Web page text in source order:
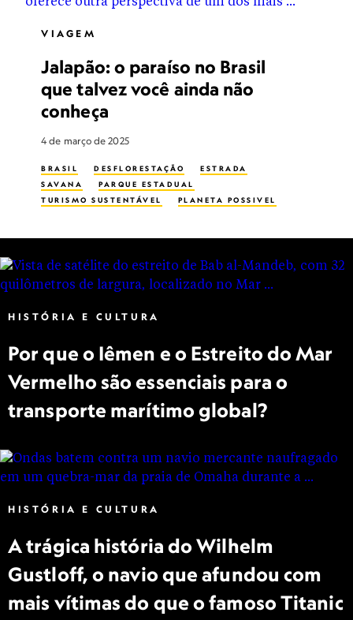
VIAGEM
Jalapão: o paraíso no Brasil
que talvez você ainda não
conheça
4 de março de 2025
BRASIL DESFLORESTAÇÃO
ESTRADA
SAVANA
PARQUE ESTADUAL
TURISMO SUSTENTÁVEL
PLANETA POSSIVEL
HISTÓRIA E CULTURA
Por que o Iêmen e o Estreito do Mar
Vermelho são essenciais para o
transporte marítimo global?
HISTÓRIA E CULTURA
A trágica história do Wilhelm
Gustloff, o navio que afundou com
mais vítimas do que o famoso Titanic